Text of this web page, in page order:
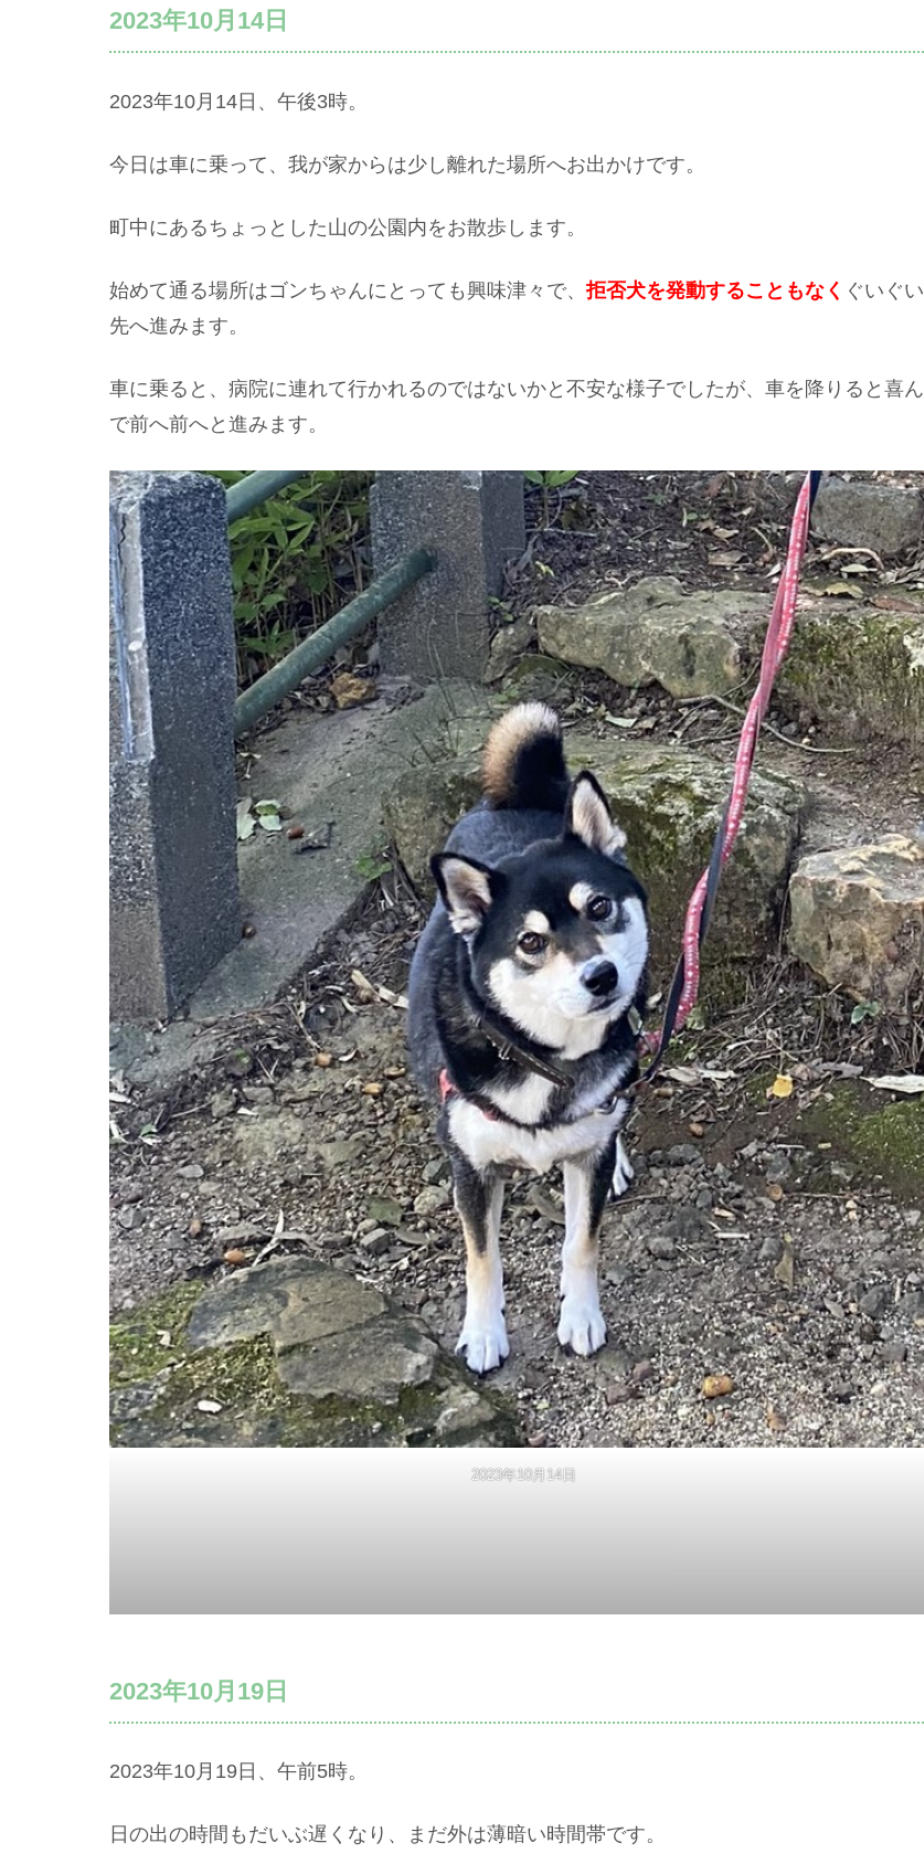
2023年10月14日
2023年10月14日、午後3時。
今日は車に乗って、我が家からは少し離れた場所へお出かけです。
町中にあるちょっとした山の公園内をお散歩します。
始めて通る場所はゴンちゃんにとっても興味津々で、拒否犬を発動することもなく ぐいぐい
先へ進みます。
車に乗ると、病院に連れて行かれるのではないかと不安な様子でしたが、車を降りると喜ん
で前へ前へと進みます。
2023年10月14日
2023年10月19日
2023年10月19日、午前5時。
日の出の時間もだいぶ遅くなり、まだ外は薄暗い時間帯です。